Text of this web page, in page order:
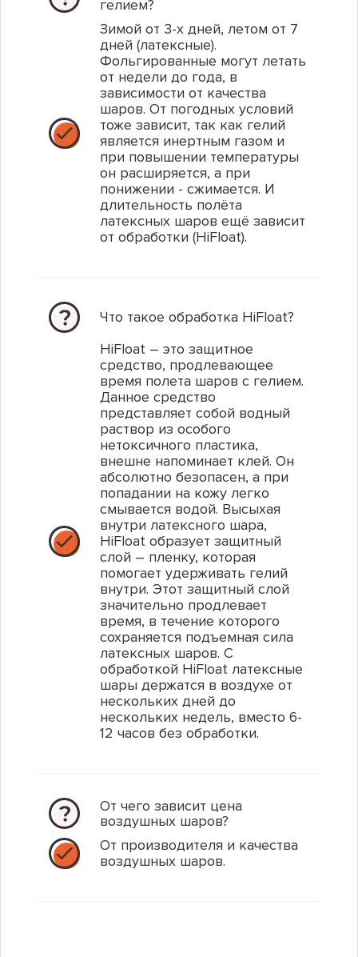
Фольгированная фигура Танк Т-34
Артикул: 1207-1856
250.00 р.
1 В корзину
Купить в 1 клик
Ф 18" РУС Орден Отечественной Войны/FM
Артикул: 1202-1759
100.00 р.
Купить в 1 клик
Салют Стим Панк (Steam punk)
Артикул: JFC20-4902
2 600.00 р.
1 В корзину
Купить в 1 клик
Салютная установка Жемчужина Востока
Артикул: JFC30-2509
3 100.00 р.
Купить в 1 клик
гелием?
Зимой от 3-х дней, летом от 7
дней (латексные).
Фольгированные могут летать
от недели до года, в
зависимости от качества
шаров. От погодных условий
тоже зависит, так как гелий
является инертным газом и
при повышении температуры
он расширяется, а при
понижении - сжимается. И
длительность полёта
латексных шаров ещё зависит
от обработки (HiFloat).
Что такое обработка HiFloat?
HiFloat – это защитное
средство, продлевающее
время полета шаров с гелием.
Данное средство
представляет собой водный
раствор из особого
нетоксичного пластика,
внешне напоминает клей. Он
абсолютно безопасен, а при
попадании на кожу легко
смывается водой. Высыхая
внутри латексного шара,
HiFloat образует защитный
слой – пленку, которая
помогает удерживать гелий
внутри. Этот защитный слой
значительно продлевает
время, в течение которого
сохраняется подъемная сила
латексных шаров. С
обработкой HiFloat латексные
шары держатся в воздухе от
нескольких дней до
нескольких недель, вместо 6-
12 часов без обработки.
От чего зависит цена
воздушных шаров?
От производителя и качества
воздушных шаров.